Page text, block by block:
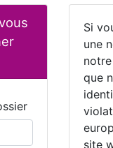
Si
une
que
site